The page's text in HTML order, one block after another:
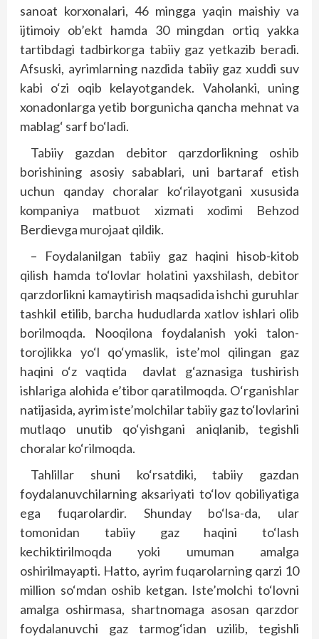
sanoat korxonalari, 46 mingga yaqin maishiy va
ijtimoiy ob’ekt hamda 30 mingdan ortiq yakka
tartibdagi tadbirkorga tabiiy gaz yetkazib beradi.
Afsuski, ayrimlarning nazdida tabiiy gaz xuddi suv
kabi o‘zi oqib kelayotgandek. Vaholanki, uning
xonadonlarga yetib borgunicha qancha mehnat va
mablag‘ sarf bo‘ladi.
Tabiiy gazdan debitor qarzdorlikning oshib
borishining asosiy sabablari, uni bartaraf etish
uchun qanday choralar ko‘rilayotgani xususida
kompaniya matbuot xizmati xodimi Behzod
Berdievga murojaat qildik.
– Foydalanilgan tabiiy gaz haqini hisob-kitob
qilish hamda to‘lovlar holatini yaxshilash, debitor
qarzdorlikni kamaytirish maqsadida ishchi guruhlar
tashkil etilib, barcha hududlarda xatlov ishlari olib
borilmoqda. Nooqilona foydalanish yoki talon-
torojlikka yo‘l qo‘ymaslik, iste’mol qilingan gaz
haqini o‘z vaqtida davlat g‘aznasiga tushirish
ishlariga alohida e’tibor qaratilmoqda. O‘rganishlar
natijasida, ayrim iste’molchilar tabiiy gaz to‘lovlarini
mutlaqo unutib qo‘yishgani aniqlanib, tegishli
choralar ko‘rilmoqda.
Tahlillar shuni ko‘rsatdiki, tabiiy gazdan
foydalanuvchilarning aksariyati to‘lov qobiliyatiga
ega fuqarolardir. Shunday bo‘lsa-da, ular
tomonidan tabiiy gaz haqini to‘lash
kechiktirilmoqda yoki umuman amalga
oshirilmayapti. Hatto, ayrim fuqarolarning qarzi 10
million so‘mdan oshib ketgan. Iste’molchi to‘lovni
amalga oshirmasa, shartnomaga asosan qarzdor
foydalanuvchi gaz tarmog‘idan uzilib, tegishli